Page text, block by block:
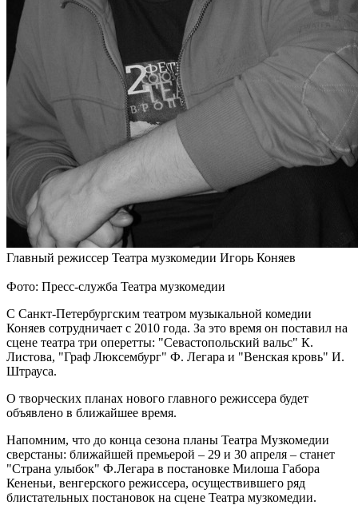
Главный режиссер Театра музкомедии Игорь Коняев
Фото: Пресс-служба Театра музкомедии
С Санкт-Петербургским театром музыкальной комедии
Коняев сотрудничает с 2010 года. За это время он поставил на
сцене театра три оперетты: "Севастопольский вальс" К.
Листова, "Граф Люксембург" Ф. Легара и "Венская кровь" И.
Штрауса.
О творческих планах нового главного режиссера будет
объявлено в ближайшее время.
Напомним, что до конца сезона планы Театра Музкомедии
сверстаны: ближайшей премьерой – 29 и 30 апреля – станет
"Страна улыбок" Ф.Легара в постановке Милоша Габора
Кененьи, венгерского режиссера, осуществившего ряд
блистательных постановок на сцене Театра музкомедии.